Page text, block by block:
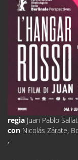
regia Juan Pablo
con Nicolás Zárate,
,